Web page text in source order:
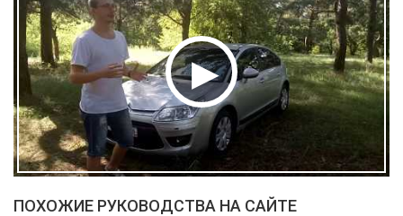
ПОХОЖИЕ РУКОВОДСТВА НА САЙТЕ